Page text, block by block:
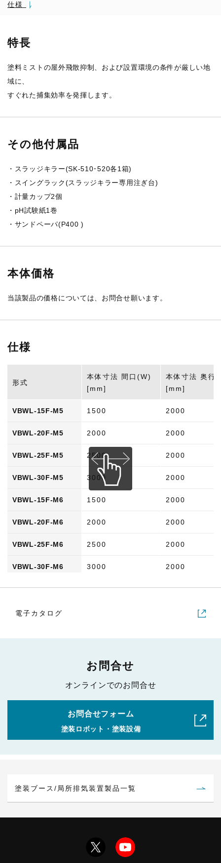
仕様
特長
塗料ミストの屋外飛散抑制、および設置環境の条件が厳しい地
域に、
すぐれた捕集効率を発揮します。
その他付属品
・スラッジキラー(SK-510･520各1箱)
・スイングラック(スラッジキラー専用注ぎ台)
・計量カップ2個
・pH試験紙1巻
・サンドペーパ(P400 )
本体価格
当該製品の価格については、お問合せ願います。
仕様
形式
本体寸法 間口(W)
[mm]
本体寸法 奥行
[mm]
VBWL-15F-M5 1500 2000
VBWL-20F-M5 2000 2000
VBWL-25F-M5 2500 2000
VBWL-30F-M5 3000 2000
VBWL-15F-M6 1500 2000
VBWL-20F-M6 2000 2000
VBWL-25F-M6 2500 2000
VBWL-30F-M6 3000 2000
電子カタログ
お問合せ
オンラインでのお問合せ
お問合せフォーム
塗装ロボット・塗装設備
塗装ブース/局所排気装置製品一覧